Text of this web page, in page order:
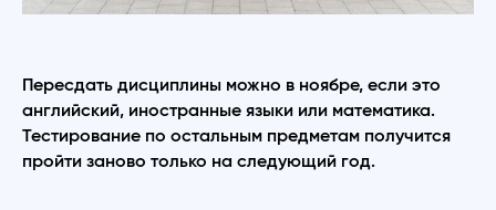
Пересдать дисциплины можно в ноябре, если это
английский, иностранные языки или математика.
Тестирование по остальным предметам получится
пройти заново только на следующий год.